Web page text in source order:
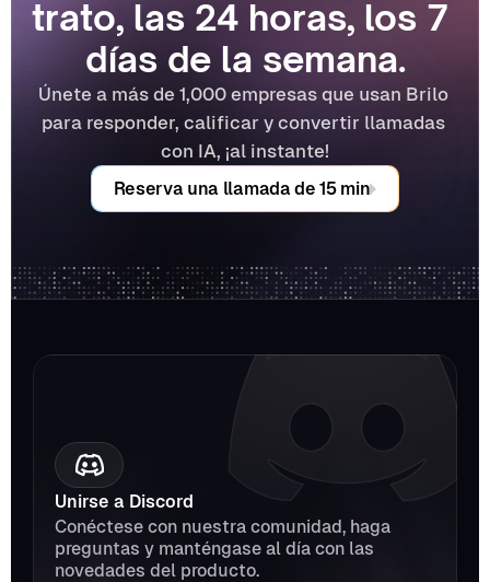
trato, las 24 horas, los 7
días de la semana.
Únete a más de 1,000 empresas que usan Brilo
para responder, calificar y convertir llamadas
con IA, ¡al instante!
Reserva una llamada de 15 min
Unirse a Discord
Conéctese con nuestra comunidad, haga
preguntas y manténgase al día con las
novedades del producto.